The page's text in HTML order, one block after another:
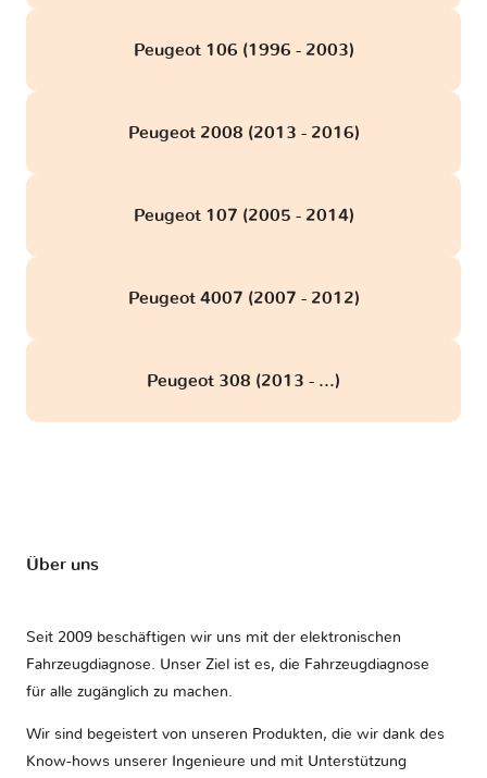
Peugeot 106 (1996 - 2003)
Peugeot 2008 (2013 - 2016)
Peugeot 107 (2005 - 2014)
Peugeot 4007 (2007 - 2012)
Peugeot 308 (2013 - ...)
Über uns
Seit 2009 beschäftigen wir uns mit der elektronischen
Fahrzeugdiagnose. Unser Ziel ist es, die Fahrzeugdiagnose
für alle zugänglich zu machen.
Wir sind begeistert von unseren Produkten, die wir dank des
Know-hows unserer Ingenieure und mit Unterstützung